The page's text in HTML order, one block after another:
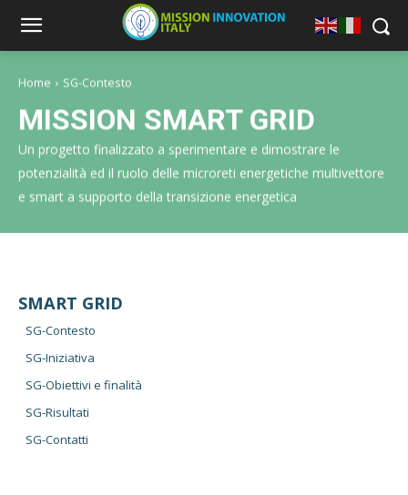
Home SG-Contesto
MISSION SMART GRID
Un progetto finalizzato a sperimentare e dimostrare le
potenzialità ed il ruolo delle microreti energetiche multivettore
e smart a supporto della transizione energetica
SMART GRID
SG-Contesto
SG-Iniziativa
SG-Obiettivi e finalità
SG-Risultati
SG-Contatti